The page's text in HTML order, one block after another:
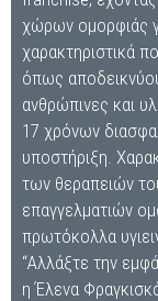
χώρων ομορφιάς
χαρακτηριστικά
όπως
ανθρώπινες και
17 χρόνων
υποστήριξη.
των θεραπειών
επαγγελματιών
πρωτόκολλα
“Αλλάξτε την
η Έλενα